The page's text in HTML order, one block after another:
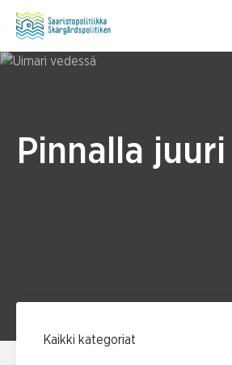
Pinnalla